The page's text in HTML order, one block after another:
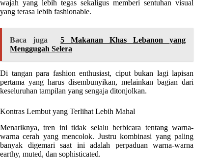
wajah yang lebih tegas sekaligus memberi sentuhan visual
yang terasa lebih fashionable.
Baca juga
5 Makanan Khas Lebanon yang
Menggugah Selera
Di tangan para fashion enthusiast, ciput bukan lagi lapisan
pertama yang harus disembunyikan, melainkan bagian dari
keseluruhan tampilan yang sengaja ditonjolkan.
Kontras Lembut yang Terlihat Lebih Mahal
Menariknya, tren ini tidak selalu berbicara tentang warna-
warna cerah yang mencolok. Justru kombinasi yang paling
banyak digemari saat ini adalah perpaduan warna-warna
earthy, muted, dan sophisticated.